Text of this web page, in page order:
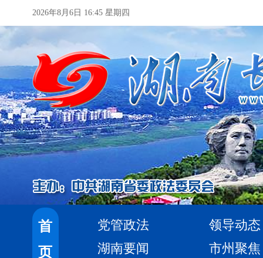
2026年8月6日 16:45 星期四
首
页
党管政法
领导动态
湖南要闻
市州聚焦